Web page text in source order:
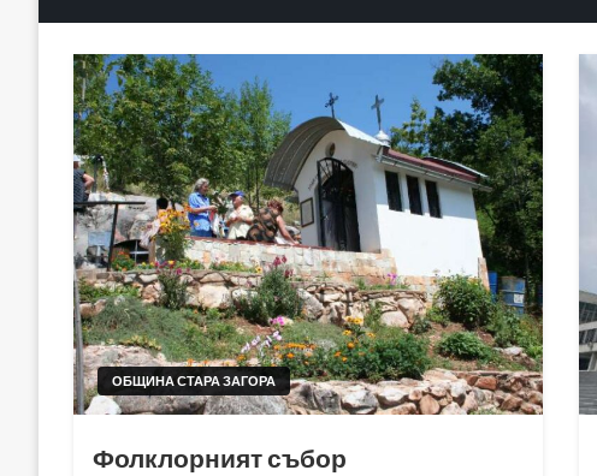
ОБЩИНА СТАРА ЗАГОРА
Фолклорният събор